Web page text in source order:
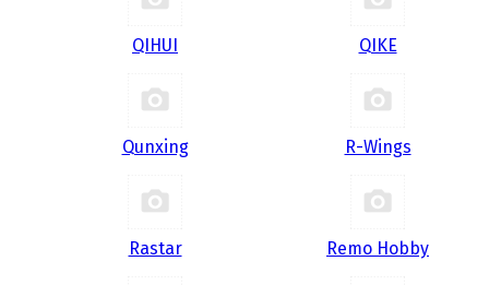
QIHUI QIKE
Qunxing R-Wings
Rastar Remo Hobby